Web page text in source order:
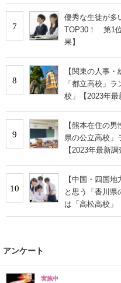
7
優秀な生徒が多
TOP30！ 第1
果】
8
【関東の人事
「都立高校」
校」【2023年最
9
【熊本在住の
県の公立高校」
【2023年最新調
10
【中国・四国
と思う「香川
は「高松高校」
アンケート
実施中